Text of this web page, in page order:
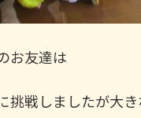
お友達は
挑戦しましたが大